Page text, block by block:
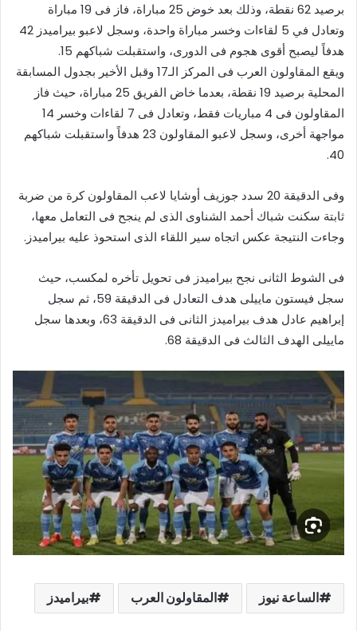
برصيد 62 نقطة، وذلك بعد خوض 25 مباراة، فاز فى 19 مباراة
وتعادل في 5 لقاءات وخسر مباراة واحدة، وسجل لاعبو بيراميدز 42
هدفاً ليصبح أقوى هجوم فى الدورى، واستقبلت شباكهم 15.
ويقع المقاولون العرب فى المركز الـ17 وقبل الأخير بجدول المسابقة
المحلية برصيد 19 نقطة، بعدما خاض الفريق 25 مباراة، حيث فاز
المقاولون فى 4 مباريات فقط، وتعادل فى 7 لقاءات وخسر 14
مواجهة أخرى، وسجل لاعبو المقاولون 23 هدفاً واستقبلت شباكهم
40.
وفى الدقيقة 20 سدد جوزيف أوشايا لاعب المقاولون كرة من ضربة
ثابتة سكنت شباك أحمد الشناوى الذى لم ينجح فى التعامل معها،
وجاءت النتيجة عكس اتجاه سير اللقاء الذى استحوذ عليه بيراميدز.
فى الشوط الثانى نجح بيراميدز فى تحويل تأخره لمكسب، حيث
سجل فيستون ماييلى هدف التعادل فى الدقيقة 59، ثم سجل
إبراهيم عادل هدف بيراميدز الثانى فى الدقيقة 63، وبعدها سجل
ماييلى الهدف الثالث فى الدقيقة 68.
الساعة نيوز المقاولون العرب بيراميدز